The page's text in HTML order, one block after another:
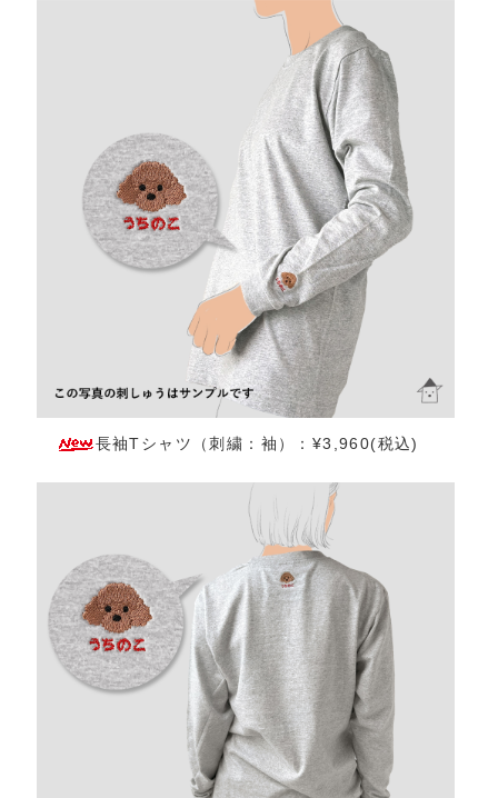
長袖Tシャツ（刺繍：袖）：¥3,960(税込)